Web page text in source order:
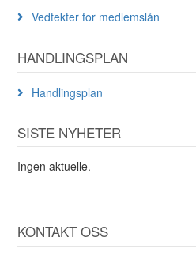
Vedtekter for medlemslån
HANDLINGSPLAN
Handlingsplan
SISTE NYHETER
Ingen aktuelle.
KONTAKT OSS